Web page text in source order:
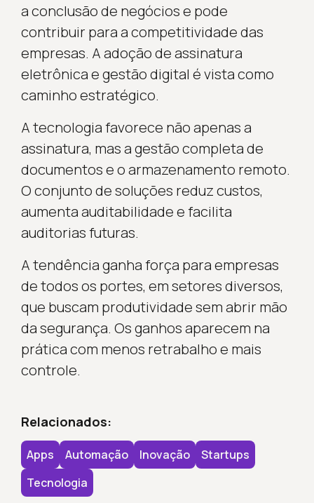
a conclusão de negócios e pode
contribuir para a competitividade das
empresas. A adoção de assinatura
eletrônica e gestão digital é vista como
caminho estratégico.
A tecnologia favorece não apenas a
assinatura, mas a gestão completa de
documentos e o armazenamento remoto.
O conjunto de soluções reduz custos,
aumenta auditabilidade e facilita
auditorias futuras.
A tendência ganha força para empresas
de todos os portes, em setores diversos,
que buscam produtividade sem abrir mão
da segurança. Os ganhos aparecem na
prática com menos retrabalho e mais
controle.
Relacionados:
Apps Automação Inovação
Startups
Tecnologia